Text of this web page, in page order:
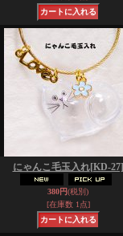
にゃんこ毛玉入れ[KD-27]
380円(税別)
[在庫数 1点]